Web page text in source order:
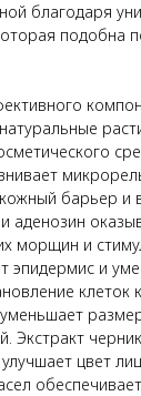
благодаря
подобна
барьер и
и аденозин
морщин и
эпидермис и
Экстракт
цвет